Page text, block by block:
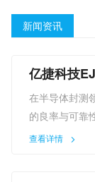
新闻资讯
亿捷科技
em）达成
体供应链
在半导体封测
的良率与可靠
EJER）正式
查看详情